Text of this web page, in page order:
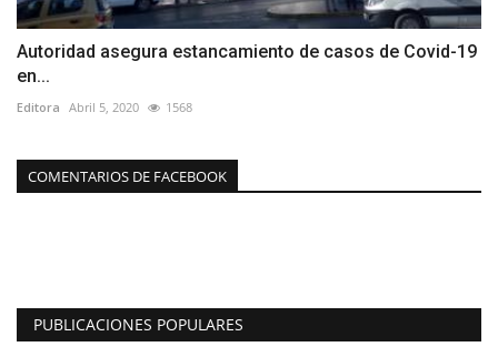
Autoridad asegura estancamiento de casos de Covid-19
en...
Editora Abril 5, 2020 1568
COMENTARIOS DE FACEBOOK
PUBLICACIONES POPULARES